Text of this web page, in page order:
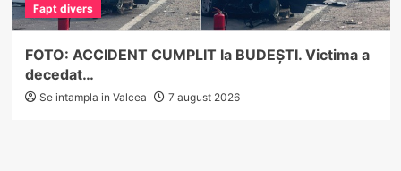
Fapt divers
FOTO: ACCIDENT CUMPLIT la BUDEȘTI. Victima a
decedat…
Se intampla in Valcea 7 august 2026